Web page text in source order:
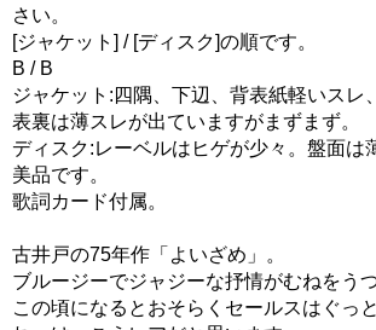
さい。
[ジャケット] / [ディスク]の順です。
B / B
ジャケット:四隅、下辺、背表紙軽いスレ
表裏は薄スレが出ていますがまずまず。
ディスク:レーベルはヒゲが少々。盤面は
美品です。
歌詞カード付属。
古井戸の75年作「よいざめ」。
ブルージーでジャジーな抒情がむねをう
この頃になるとおそらくセールスはぐっ